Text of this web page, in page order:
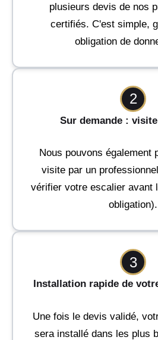
plusieurs devis de nos
certifiés. C'est simple,
obligation de
2
Sur demande :
Nous pouvons également
visite par un
vérifier votre escalier avant
obligation).
3
Installation rapide de
Une fois le devis validé,
sera installé dans les plus